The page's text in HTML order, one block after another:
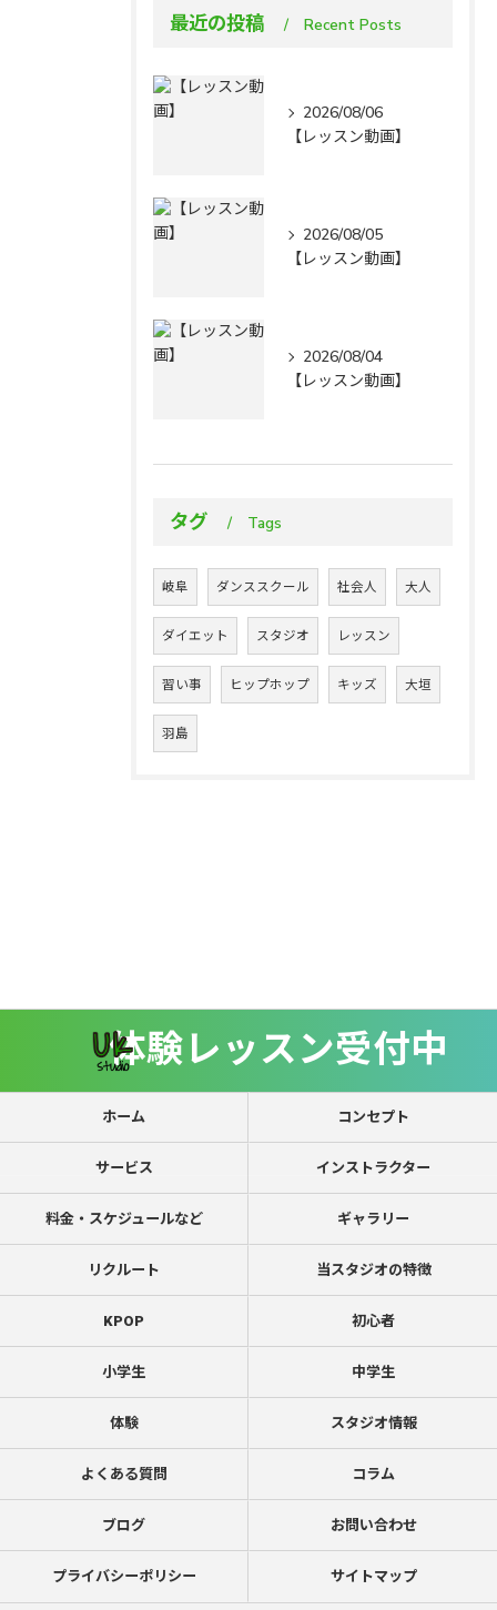
最近の投稿 Recent Posts
2026/08/06
【レッスン動画】
2026/08/05
【レッスン動画】
2026/08/04
【レッスン動画】
タグ Tags
岐阜 ダンススクール 社会人 大人
ダイエット スタジオ レッスン
習い事 ヒップホップ キッズ 大垣
羽島
体験レッスン受付中
ホーム コンセプト
サービス インストラクター
料金・スケジュールなど ギャラリー
リクルート 当スタジオの特徴
KPOP 初心者
小学生 中学生
体験 スタジオ情報
よくある質問 コラム
ブログ お問い合わせ
プライバシーポリシー サイトマップ